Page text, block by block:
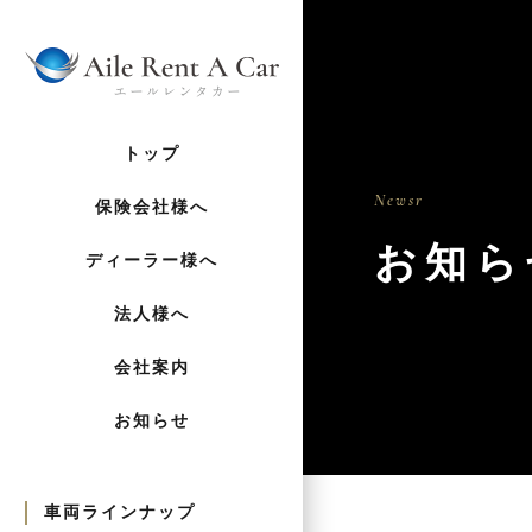
トップ
保険会社様へ
ディーラー様へ
法人様へ
会社案内
お知らせ
車両ラインナップ
Newsr
お知